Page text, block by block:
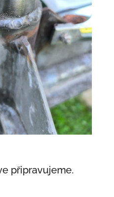
připravujeme.